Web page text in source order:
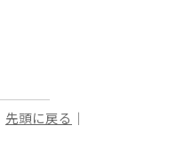
先頭に戻る ｜